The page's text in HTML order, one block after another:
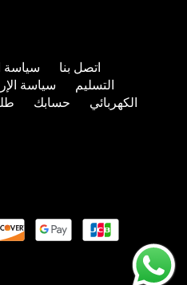
اتصل بنا سياسة
التسليم
سياسة
الكهربائي
حسابك